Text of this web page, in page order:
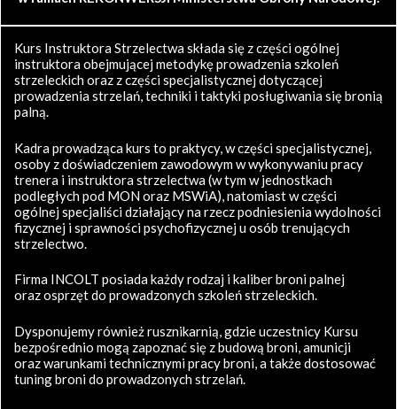
Kurs Instruktora Strzelectwa składa się z części ogólnej
instruktora obejmującej metodykę prowadzenia szkoleń
strzeleckich oraz z części specjalistycznej dotyczącej
prowadzenia strzelań, techniki i taktyki posługiwania się bronią
palną.
Kadra prowadząca kurs to praktycy, w części specjalistycznej,
osoby z doświadczeniem zawodowym w wykonywaniu pracy
trenera i instruktora strzelectwa (w tym w jednostkach
podległych pod MON oraz MSWiA), natomiast w części
ogólnej specjaliści działający na rzecz podniesienia wydolności
fizycznej i sprawności psychofizycznej u osób trenujących
strzelectwo.
Firma INCOLT posiada każdy rodzaj i kaliber broni palnej
oraz osprzęt do prowadzonych szkoleń strzeleckich.
Dysponujemy również rusznikarnią, gdzie uczestnicy Kursu
bezpośrednio mogą zapoznać się z budową broni, amunicji
oraz warunkami technicznymi pracy broni, a także dostosować
tuning broni do prowadzonych strzelań.